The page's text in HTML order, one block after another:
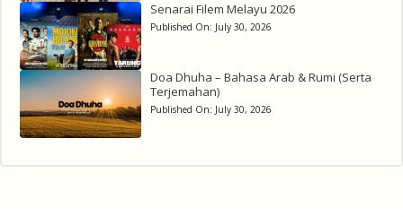
Senarai Filem Melayu 2026
Published On: July 30, 2026
Doa Dhuha – Bahasa Arab & Rumi (Serta
Terjemahan)
Published On: July 30, 2026